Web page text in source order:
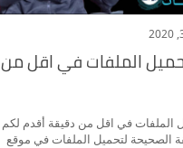
الملفات في اقل من
الملفات في اقل من دقيقة أقدم لكم
الصحيحة لتحميل الملفات في موقع